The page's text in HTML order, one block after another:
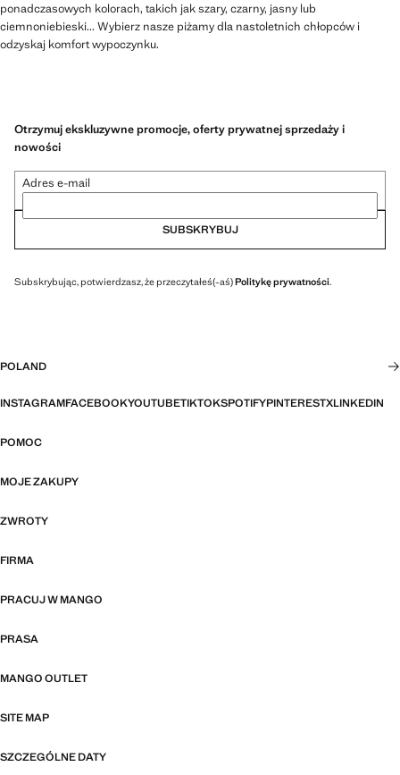
ponadczasowych kolorach, takich jak szary, czarny, jasny lub
ciemnoniebieski... Wybierz nasze piżamy dla nastoletnich chłopców i
odzyskaj komfort wypoczynku.
Otrzymuj ekskluzywne promocje, oferty prywatnej sprzedaży i
nowości
Adres e-mail
SUBSKRYBUJ
Subskrybując, potwierdzasz, że przeczytałeś(-aś)Politykę prywatności.
POLAND
INSTAGRAMFACEBOOKYOUTUBETIKTOKSPOTIFYPINTERESTXLINKEDIN
POMOC
MOJE ZAKUPY
ZWROTY
FIRMA
PRACUJ W MANGO
PRASA
MANGO OUTLET
SITE MAP
SZCZEGÓLNE DATY